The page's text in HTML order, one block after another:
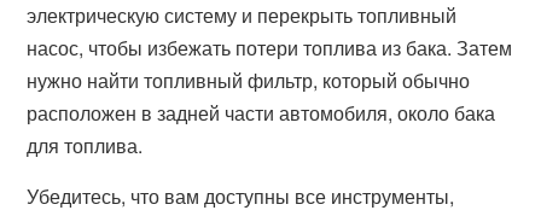
электрическую систему и перекрыть топливный
насос, чтобы избежать потери топлива из бака. Затем
нужно найти топливный фильтр, который обычно
расположен в задней части автомобиля, около бака
для топлива.
Убедитесь, что вам доступны все инструменты,